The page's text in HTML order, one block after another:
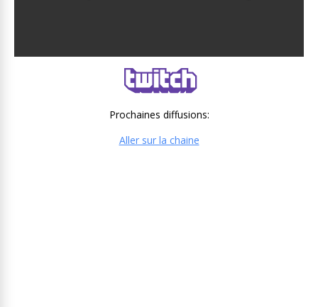
Prochaines diffusions:
Aller sur la chaine